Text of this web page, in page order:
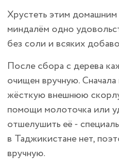
Хрустеть этим
миндалём одно
без соли и всяких
После сбора с дерева
очищен вручную.
жёсткую внешнюю
помощи молоточка или
отшелушить её -
в Таджикистане нет,
вручную.